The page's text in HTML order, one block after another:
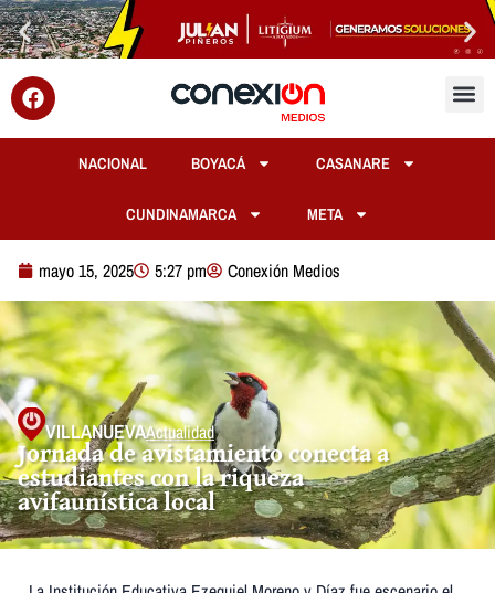
NACIONAL BOYACÁ CASANARE
CUNDINAMARCA META
mayo 15, 2025 5:27 pm Conexión Medios
VILLANUEVAActualidad
Jornada de avistamiento conecta a
estudiantes con la riqueza
avifaunística local